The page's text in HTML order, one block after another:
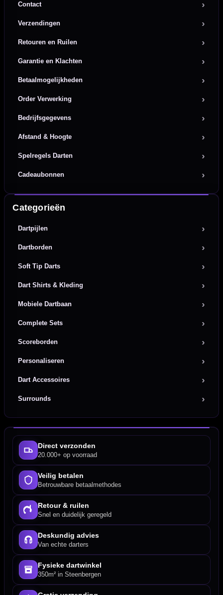
Contact
Verzendingen
Retouren en Ruilen
Garantie en Klachten
Betaalmogelijkheden
Order Verwerking
Bedrijfsgegevens
Afstand & Hoogte
Spelregels Darten
Cadeaubonnen
Categorieën
Dartpijlen
Dartborden
Soft Tip Darts
Dart Shirts & Kleding
Mobiele Dartbaan
Complete Sets
Scoreborden
Personaliseren
Dart Accessoires
Surrounds
Direct verzonden
20.000+ op voorraad
Veilig betalen
Betrouwbare betaalmethodes
Retour & ruilen
Snel en duidelijk geregeld
Deskundig advies
Van echte darters
Fysieke dartwinkel
350m² in Steenbergen